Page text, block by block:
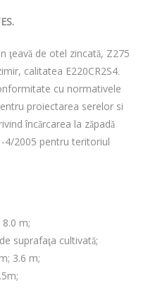
ţeavă de otel zincată, Z275
calitatea E220CR2S4.
cu normativele
proiectarea serelor si
încărcarea la zăpadă
4/2005 pentru teritoriul
m;
suprafaţa cultivată;
3.6 m;